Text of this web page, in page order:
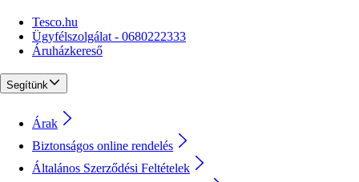
Tesco.hu
Ügyfélszolgálat - 0680222333
Áruházkereső
Segítünk
Árak
Biztonságos online rendelés
Általános Szerződési Feltételek